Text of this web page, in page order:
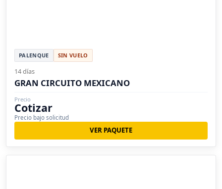
PALENQUE SIN VUELO
14 días
GRAN CIRCUITO MEXICANO
Precio
Cotizar
Precio bajo solicitud
VER PAQUETE